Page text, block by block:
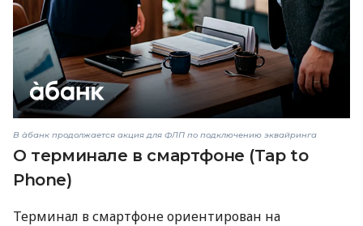
В àбанк продолжается акция для ФЛП по подключению эквайринга
О терминале в смартфоне (Tap to
Phone)
Терминал в смартфоне ориентирован на